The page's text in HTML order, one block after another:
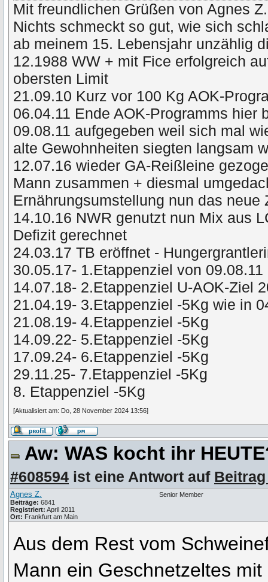
Mit freundlichen Grüßen von Agnes Z.
Nichts schmeckt so gut, wie sich
ab meinem 15. Lebensjahr unzählig
12.1988 WW + mit Fice erfolgreich
obersten Limit
21.09.10 Kurz vor 100 Kg AOK-
06.04.11 Ende AOK-Programms hier
09.08.11 aufgegeben weil sich mal
alte Gewohnheiten siegten langsam
12.07.16 wieder GA-Reißleine
Mann zusammen + diesmal
Ernährungsumstellung nun das neue
14.10.16 NWR genutzt nun Mix aus
Defizit gerechnet
24.03.17 TB eröffnet -
30.05.17- 1.Etappenziel von 09.08.11
14.07.18- 2.Etappenziel U-AOK-Ziel
21.04.19- 3.Etappenziel -5Kg wie in
21.08.19- 4.Etappenziel -5Kg
14.09.22- 5.Etappenziel -5Kg
17.09.24- 6.Etappenziel -5Kg
29.11.25- 7.Etappenziel -5Kg
8. Etappenziel -5Kg
[Aktualisiert am: Do, 28 November 2024 13:56]
Aw: WAS kocht ihr
#608594 ist eine Antwort auf Beitrag
Agnes Z.
Beiträge: 6841
Registriert: April 2011
Ort: Frankfurt am Main
Senior Member
Aus dem Rest vom
Mann ein Geschnetzeltes